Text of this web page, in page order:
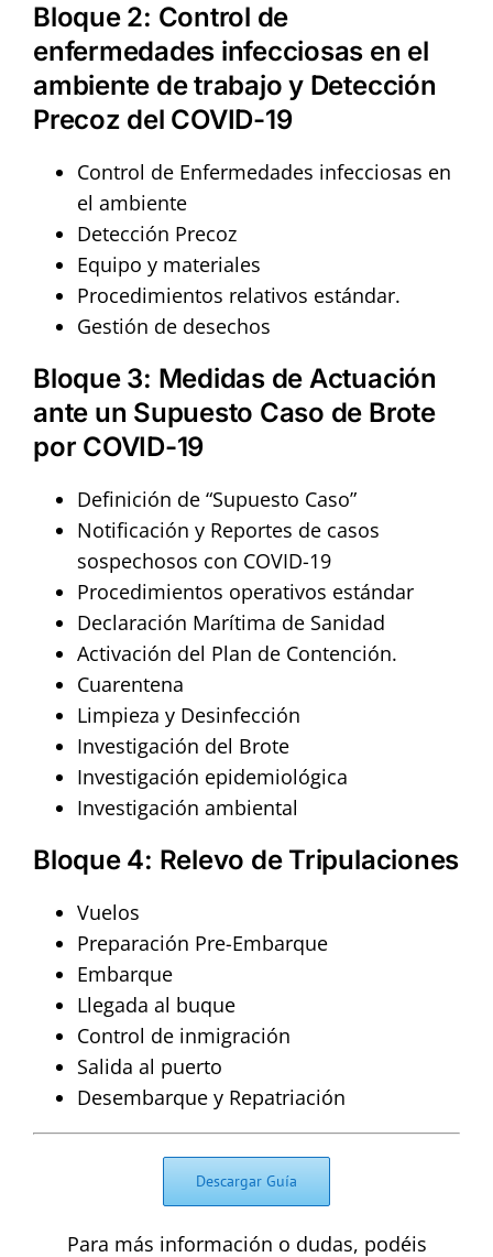
Bloque 2: Control de
enfermedades infecciosas en el
ambiente de trabajo y Detección
Precoz del COVID-19
Control de Enfermedades infecciosas en
el ambiente
Detección Precoz
Equipo y materiales
Procedimientos relativos estándar.
Gestión de desechos
Bloque 3: Medidas de Actuación
ante un Supuesto Caso de Brote
por COVID-19
Definición de “Supuesto Caso”
Notificación y Reportes de casos
sospechosos con COVID-19
Procedimientos operativos estándar
Declaración Marítima de Sanidad
Activación del Plan de Contención.
Cuarentena
Limpieza y Desinfección
Investigación del Brote
Investigación epidemiológica
Investigación ambiental
Bloque 4: Relevo de Tripulaciones
Vuelos
Preparación Pre-Embarque
Embarque
Llegada al buque
Control de inmigración
Salida al puerto
Desembarque y Repatriación
Descargar Guía
Para más información o dudas, podéis